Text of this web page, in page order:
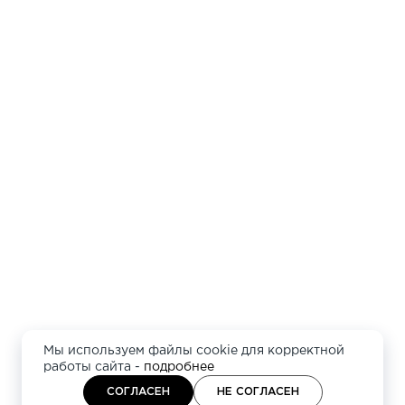
Мы используем файлы cookie для корректной
работы сайта - подробнее
СОГЛАСЕН НЕ СОГЛАСЕН